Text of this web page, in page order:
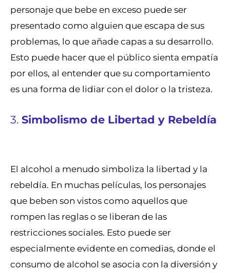
personaje que bebe en exceso puede ser
presentado como alguien que escapa de sus
problemas, lo que añade capas a su desarrollo.
Esto puede hacer que el público sienta empatía
por ellos, al entender que su comportamiento
es una forma de lidiar con el dolor o la tristeza.
3. Simbolismo de Libertad y Rebeldía
El alcohol a menudo simboliza la libertad y la
rebeldía. En muchas películas, los personajes
que beben son vistos como aquellos que
rompen las reglas o se liberan de las
restricciones sociales. Esto puede ser
especialmente evidente en comedias, donde el
consumo de alcohol se asocia con la diversión y